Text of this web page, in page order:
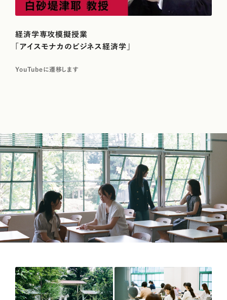
経済学専攻模擬授業
「アイスモナカのビジネス経済学」
YouTubeに遷移します